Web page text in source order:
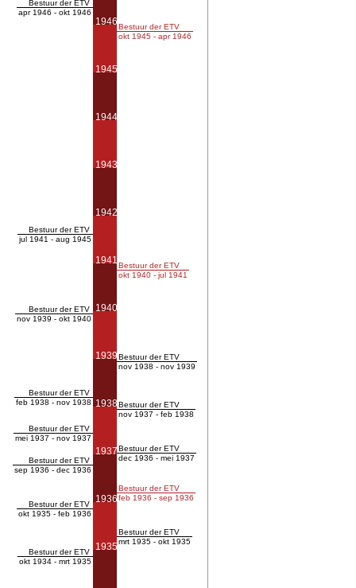
Bestuur der ETV
apr 1946 - okt 1946
Bestuur der ETV
jul 1941 - aug 1945
Bestuur der ETV
nov 1939 - okt 1940
Bestuur der ETV
feb 1938 - nov 1938
Bestuur der ETV
mei 1937 - nov 1937
Bestuur der ETV
sep 1936 - dec 1936
Bestuur der ETV
okt 1935 - feb 1936
Bestuur der ETV
okt 1934 - mrt 1935
1946
1945
1944
1943
1942
1941
1940
1939
1938
1937
1936
1935
Bestuur der ETV
okt 1945 - apr 1946
Bestuur der ETV
okt 1940 - jul 1941
Bestuur der ETV
nov 1938 - nov 1939
Bestuur der ETV
nov 1937 - feb 1938
Bestuur der ETV
dec 1936 - mei 1937
Bestuur der ETV
feb 1936 - sep 1936
Bestuur der ETV
mrt 1935 - okt 1935